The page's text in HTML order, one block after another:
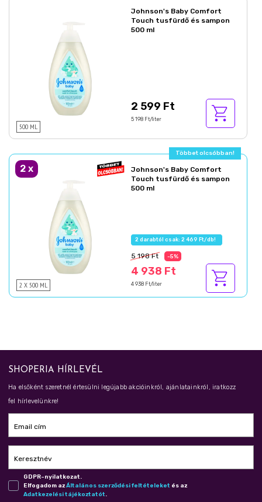
500 ML
Johnson's Baby Comfort
Touch tusfürdő és sampon
500 ml
2 599 Ft
5 198 Ft/liter
Többet olcsóbban!
2 x
2 X 500 ML
Johnson's Baby Comfort
Touch tusfürdő és sampon
500 ml
2 darabtól csak: 2 469 Ft/db!
5 198 Ft -5%
4 938 Ft
4 938 Ft/liter
SHOPERIA HÍRLEVÉL
Ha elsőként szeretnél értesülni legújabb akcióinkról, ajánlatainkról, iratkozz
fel hírlevelünkre!
Email cím
Keresztnév
GDPR-nyilatkozat.
Elfogadom azÁl­ta­lá­nos szer­ző­dé­si fel­té­te­le­ket és az
Adat­ke­ze­lé­si tá­jé­koz­ta­tót.